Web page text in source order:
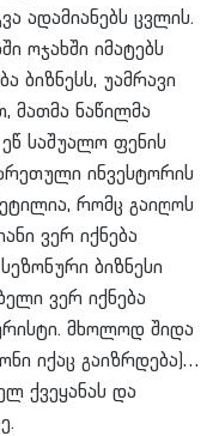
ადამიანებს ცვლის.
ოჯახში იმატებს
ბიზნესს, უამრავი
მათმა ნაწილმა
საშუალო ფენის
ინვესტორის
რომც გაიღოს
ვერ იქნება
ბიზნესი
ვერ იქნება
მხოლოდ შიდა
იქაც გაიზრდება)…
ქვეყანას და